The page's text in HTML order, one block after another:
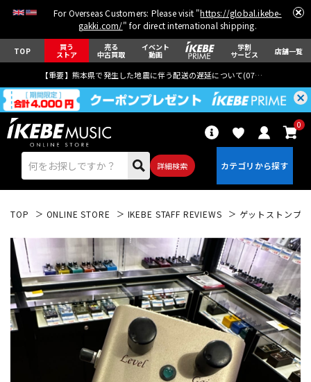
For Overseas Customers: Please visit "https://global.ikebe-
gakki.com/" for direct international shipping.
TOP 買う
ストア
売る
中古買取
イベント
動画
学割
サービス 店舗一覧
【重要】熊本県で発生した地震に伴う配送の遅延について(07月29日
詳細検索
0
エレキギター アコギ/エレアコ
ウクレレ
TOP ONLINE STORE IKEBE STAFF REVIEWS ゲットストンプ